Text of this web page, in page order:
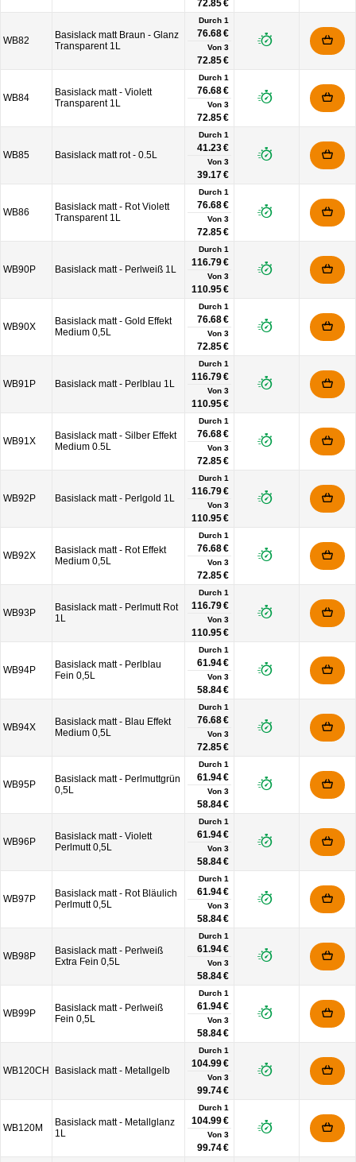
72.85 €
WB82
Basislack matt Braun - Glanz
Transparent 1L
Durch 1
76.68 €
Von 3
72.85 €
WB84
Basislack matt - Violett
Transparent 1L
Durch 1
76.68 €
Von 3
72.85 €
WB85 Basislack matt rot - 0.5L
Durch 1
41.23 €
Von 3
39.17 €
WB86
Basislack matt - Rot Violett
Transparent 1L
Durch 1
76.68 €
Von 3
72.85 €
WB90P Basislack matt - Perlweiß 1L
Durch 1
116.79 €
Von 3
110.95 €
WB90X
Basislack matt - Gold Effekt
Medium 0,5L
Durch 1
76.68 €
Von 3
72.85 €
WB91P Basislack matt - Perlblau 1L
Durch 1
116.79 €
Von 3
110.95 €
WB91X
Basislack matt - Silber Effekt
Medium 0.5L
Durch 1
76.68 €
Von 3
72.85 €
WB92P Basislack matt - Perlgold 1L
Durch 1
116.79 €
Von 3
110.95 €
WB92X
Basislack matt - Rot Effekt
Medium 0,5L
Durch 1
76.68 €
Von 3
72.85 €
WB93P
Basislack matt - Perlmutt Rot
1L
Durch 1
116.79 €
Von 3
110.95 €
WB94P
Basislack matt - Perlblau
Fein 0,5L
Durch 1
61.94 €
Von 3
58.84 €
WB94X
Basislack matt - Blau Effekt
Medium 0,5L
Durch 1
76.68 €
Von 3
72.85 €
WB95P
Basislack matt - Perlmuttgrün
0,5L
Durch 1
61.94 €
Von 3
58.84 €
WB96P
Basislack matt - Violett
Perlmutt 0,5L
Durch 1
61.94 €
Von 3
58.84 €
WB97P
Basislack matt - Rot Bläulich
Perlmutt 0,5L
Durch 1
61.94 €
Von 3
58.84 €
WB98P
Basislack matt - Perlweiß
Extra Fein 0,5L
Durch 1
61.94 €
Von 3
58.84 €
WB99P
Basislack matt - Perlweiß
Fein 0,5L
Durch 1
61.94 €
Von 3
58.84 €
WB120CH Basislack matt - Metallgelb
Durch 1
104.99 €
Von 3
99.74 €
WB120M
Basislack matt - Metallglanz
1L
Durch 1
104.99 €
Von 3
99.74 €